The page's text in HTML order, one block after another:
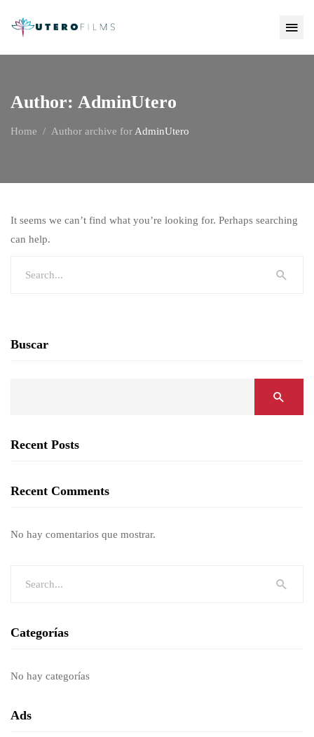
Author: AdminUtero
Home Author archive forAdminUtero
It seems we can’t find what you’re looking for. Perhaps searching
can help.
Buscar
Recent Posts
Recent Comments
No hay comentarios que mostrar.
Categorías
No hay categorías
Ads